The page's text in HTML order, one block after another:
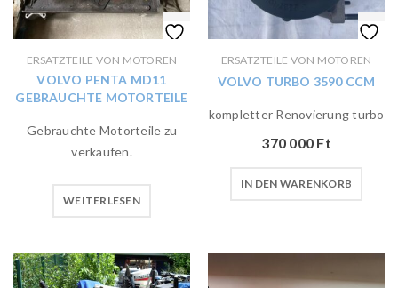
ERSATZTEILE VON MOTOREN
VOLVO PENTA MD11
GEBRAUCHTE MOTORTEILE
Gebrauchte Motorteile zu
verkaufen.
WEITERLESEN
ERSATZTEILE VON MOTOREN
VOLVO TURBO 3590 CCM
kompletter Renovierung turbo
370 000 Ft
IN DEN WARENKORB